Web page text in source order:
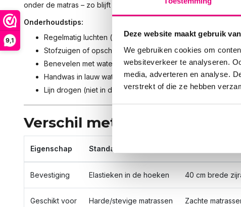
Deze website maakt gebruik
We gebruiken cookies om
websiteverkeer te analyseren.
media, adverteren en analyse.
verstrekt of die ze hebben
9,1
onder de matras – zo blijft alles strak en stevig zitten, zelfs op de
Onderhoudstips:
Regelmatig luchten (bij voorkeur buiten, niet in de zon)
Stofzuigen of opschudden
Benevelen met water en droogwrijven
Handwas in lauw water met zacht wolwasmiddel (indien
Lijn drogen (niet in droger)
Verschil met standaard
Eigenschap Standaard onderdeken
Bevestiging Elastieken in de hoeken 40 cm brede
Geschikt voor Harde/stevige matrassen Zachte